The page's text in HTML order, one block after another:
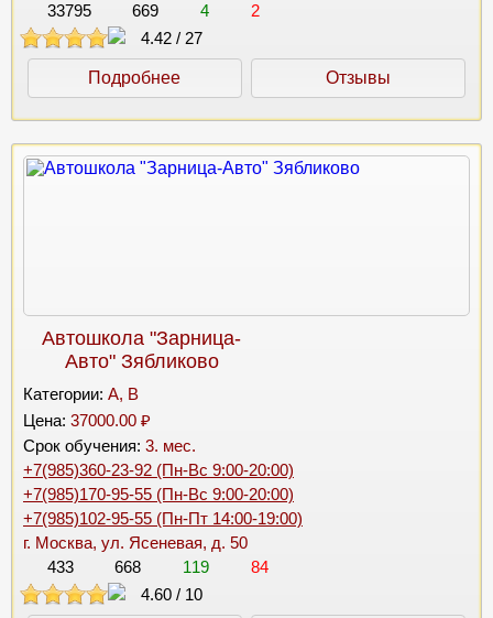
33795
669 4
2
4.42 / 27
Подробнее Отзывы
Автошкола "Зарница-
Авто" Зябликово
Категории: A, B
Цена: 37000.00 ₽
Срок обучения: 3. мес.
+7(985)360-23-92 (Пн-Вс 9:00-20:00)
+7(985)170-95-55 (Пн-Вс 9:00-20:00)
+7(985)102-95-55 (Пн-Пт 14:00-19:00)
г. Москва, ул. Ясеневая, д. 50
433
668 119
84
4.60 / 10